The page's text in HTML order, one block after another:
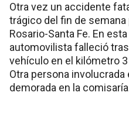
Otra vez un accidente
trágico del fin de
Rosario-Santa Fe. En
automovilista falleció
vehículo en el kilómetro
Otra persona
demorada en la